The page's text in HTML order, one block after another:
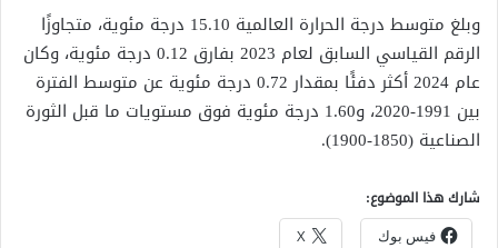
وبلغ متوسط درجة الحرارة العالمية 15.10 درجة مئوية، متجاوزًا
الرقم القياسي السابق لعام 2023 بفارق 0.12 درجة مئوية، وكان
عام 2024 أكثر دفئًا بمقدار 0.72 درجة مئوية عن متوسط الفترة
بين 1991-2020، و1.60 درجة مئوية فوق مستويات ما قبل الثورة
الصناعية (1850-1900).
شارك هذا الموضوع:
فيس بوك X